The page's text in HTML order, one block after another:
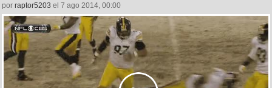
por raptor5203 el 7 ago 2014, 00:00